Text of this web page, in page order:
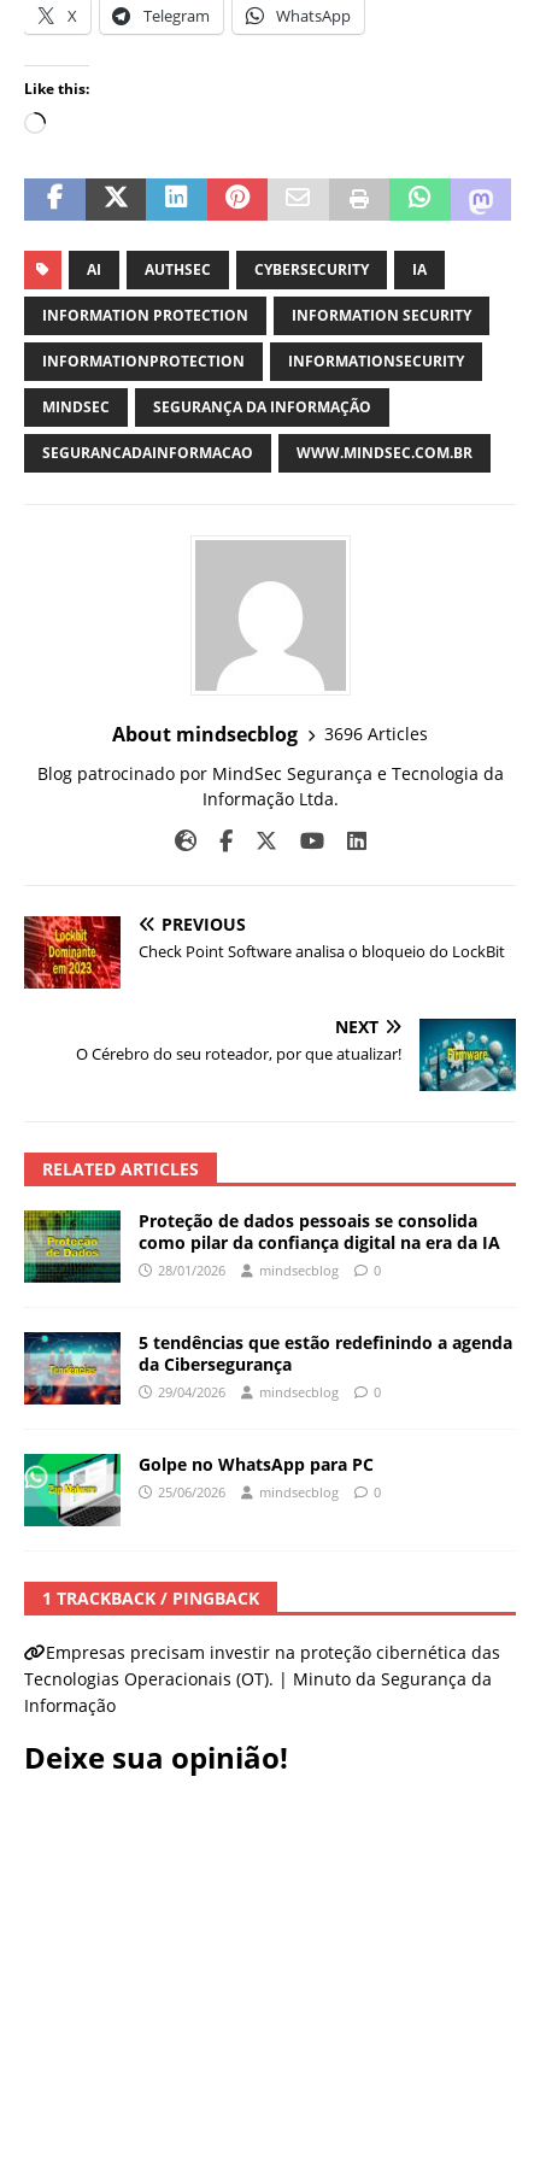
X Telegram WhatsApp
Like this:
AI AUTHSEC CYBERSECURITY IA
INFORMATION PROTECTION INFORMATION SECURITY
INFORMATIONPROTECTION INFORMATIONSECURITY
MINDSEC SEGURANÇA DA INFORMAÇÃO
SEGURANCADAINFORMACAO WWW.MINDSEC.COM.BR
About mindsecblog
3696 Articles
Blog patrocinado por MindSec Segurança e Tecnologia da
Informação Ltda.
PREVIOUS
Check Point Software analisa o bloqueio do LockBit
NEXT
O Cérebro do seu roteador, por que atualizar!
RELATED ARTICLES
Proteção de dados pessoais se consolida
como pilar da confiança digital na era da IA
28/01/2026 mindsecblog 0
5 tendências que estão redefinindo a agenda
da Cibersegurança
29/04/2026 mindsecblog 0
Golpe no WhatsApp para PC
25/06/2026 mindsecblog 0
1 TRACKBACK / PINGBACK
Empresas precisam investir na proteção cibernética das
Tecnologias Operacionais (OT). | Minuto da Segurança da
Informação
Deixe sua opinião!